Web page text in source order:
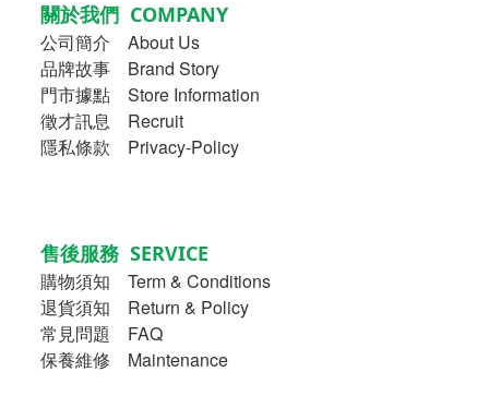
關於我們 COMPANY
公司簡介
About Us
品牌故事
Brand Story
門市據點 Store Information
徵才訊息 Recruit
隱私條款 Privacy-Policy
售後服務 SERVICE
購物須知
Term & Conditions
退貨須知 Return & Policy
常見問題 FAQ
保養維修 Maintenance